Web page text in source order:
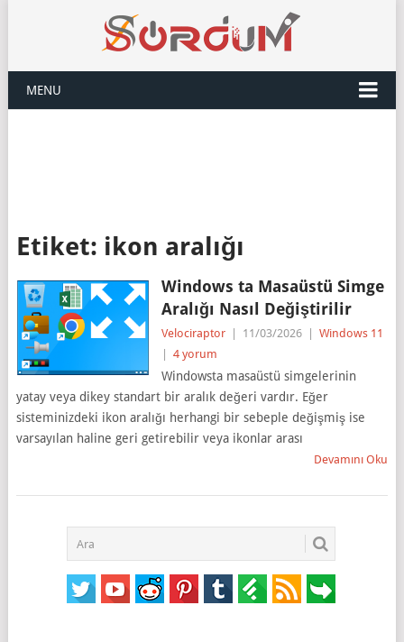
MENU
Etiket: ikon aralığı
Windows ta Masaüstü Simge
Aralığı Nasıl Değiştirilir
Velociraptor 11/03/2026
Windows 11
4 yorum
Windowsta masaüstü simgelerinin
yatay veya dikey standart bir aralık değeri vardır. Eğer
sisteminizdeki ikon aralığı herhangi bir sebeple değişmiş ise
varsayılan haline geri getirebilir veya ikonlar arası
Devamını Oku